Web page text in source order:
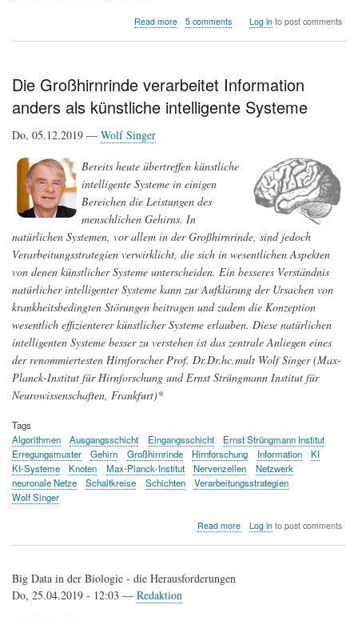
Read moreabout
nächsten
Jahren
leisten
5 comments Log into post comments
Die Großhirnrinde verarbeitet Information
anders als künstliche intelligente Systeme
Do, 05.12.2019 — Wolf Singer
Bereits heute übertreffen künstliche
intelligente Systeme in einigen
Bereichen die Leistungen des
menschlichen Gehirns. In
natürlichen Systemen, vor allem in der Großhirnrinde, sind jedoch
Verarbeitungsstrategien verwirklicht, die sich in wesentlichen Aspekten
von denen künstlicher Systeme unterscheiden. Ein besseres Verständnis
natürlicher intelligenter Systeme kann zur Aufklärung der Ursachen von
krankheitsbedingten Störungen beitragen und zudem die Konzeption
wesentlich effizienterer künstlicher Systeme erlauben. Diese natürlichen
intelligenten Systeme besser zu verstehen ist das zentrale Anliegen eines
der renommiertesten Hirnforscher Prof. Dr.Dr.hc.mult Wolf Singer (Max-
Planck-Institut für Hirnforschung und Ernst Strüngmann Institut für
Neurowissenschaften, Frankfurt)*
Tags
Algorithmen
Ausgangsschicht Eingangsschicht
Ernst Strüngmann Institut
Erregungsmuster
Gehirn Großhirnrinde Hirnforschung Information
KI
KI-Systeme
Knoten Max-Planck-Institut Nervenzellen
Netzwerk
neuronale Netze
Schaltkreise Schichten
Verarbeitungsstrategien
Wolf Singer
Read moreabout
Log into post comments
Big Data in der Biologie - die Herausforderungen
Do, 25.04.2019 - 12:03 — Redaktion